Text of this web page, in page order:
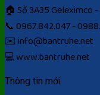
🏠 Số 3A35 Geleximco -
📞 0967.842.047 -
✉️ info@bantruhe.net
💻 www.bantruhe.net
Thông tin mới